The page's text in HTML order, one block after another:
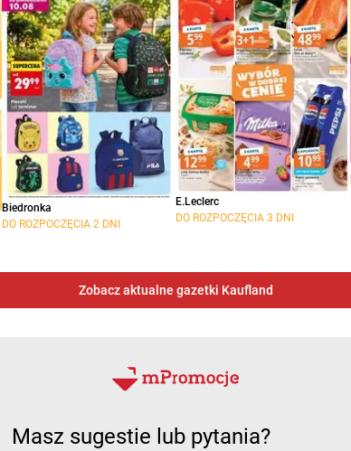
Biedronka
DO ROZPOCZĘCIA 2 DNI
E.Leclerc
DO ROZPOCZĘCIA 3 DNI
Zobacz aktualne gazetki Kaufland
Masz sugestie lub pytania?